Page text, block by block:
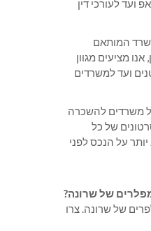
ועד לעורכי דין
המותאם
מציעים מגוון
ועד למשרדים
משרדים להשכרה
של כל
על הנכס לפני
של שרונה?
של שרונה. צרו